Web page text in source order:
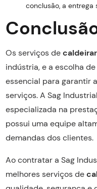
conclusão, a
Os serviços de
indústria, e a escolha
essencial para garantir
serviços. A Sag
especializada na
possui uma equipe
demandas dos clientes.
Ao contratar a Sag
melhores serviços de